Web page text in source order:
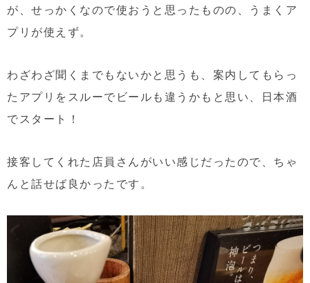
が、せっかくなので使おうと思ったものの、うまくア
プリが使えず。
わざわざ聞くまでもないかと思うも、案内してもらっ
たアプリをスルーでビールも違うかもと思い、日本酒
でスタート！
接客してくれた店員さんがいい感じだったので、ちゃ
んと話せば良かったです。